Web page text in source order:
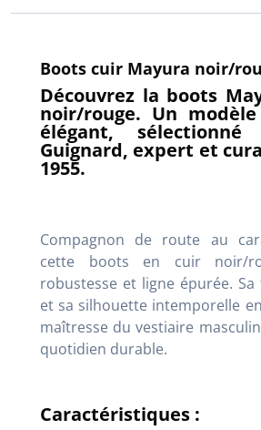
Boots cuir Mayura noir/
Découvrez la boots
noir/rouge. Un
élégant,
Guignard, expert et
1955.
Compagnon de route au
cette boots en cuir noir/
robustesse et ligne épurée.
et sa silhouette intemporelle
maîtresse du vestiaire
quotidien durable.
Caractéristiques :